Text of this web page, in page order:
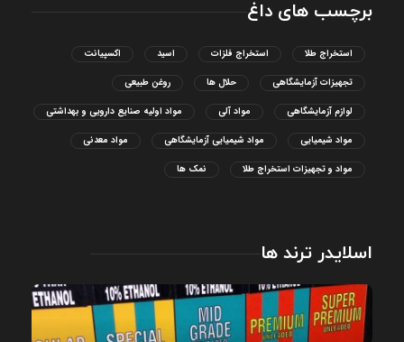
برچسب های داغ
استخراج طلا استخراج فلزات اسید اکسپیانت
تجهیزات آزمایشگاهی حلال ها روغن طبیعی
لوازم آزمایشگاهی مواد آلی مواد اولیه صنایع دارویی و بهداشتی
مواد شیمیایی مواد شیمیایی آزمایشگاهی مواد معدنی
مواد و تجهیزات استخراج طلا نمک ها
اسلایدر ترند ها